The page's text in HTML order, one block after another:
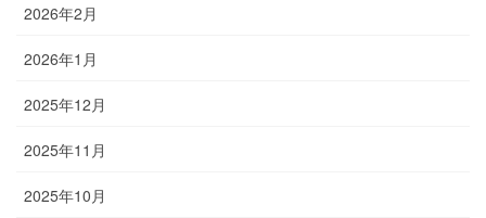
2026年2月
2026年1月
2025年12月
2025年11月
2025年10月